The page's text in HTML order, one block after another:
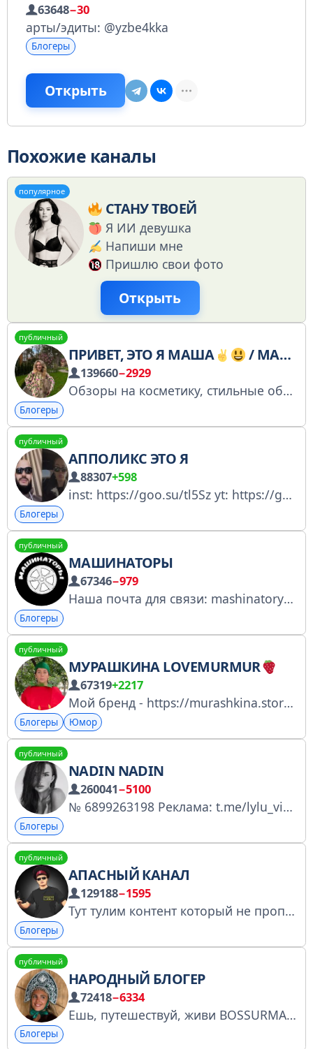
63648−30
арты/эдиты: @yzbe4kka
Блогеры
Открыть
Похожие каналы
популярное
СТАНУ ТВОЕЙ
Я ИИ девушка
Напиши мне
Пришлю свои фото
Открыть
публичный
ПРИВЕТ, ЭТО Я МАША / MASHA ZOOM / МАША ЗУМ
139660−2929
Обзоры на косметику, стильные образы и лайфстайл
Блогеры
публичный
АППОЛИКС ЭТО Я
88307+598
inst: https://goo.su/tl5Sz yt: https://goo.su/VcbJ чатик: https://t.me/trashblinn по поводу рекламы писать
Блогеры
публичный
МАШИНАТОРЫ
67346−979
Наша почта для связи: mashinatory@ya.ru Регистрация канала: https://clck.ru/3Ftrrn
Блогеры
публичный
МУРАШКИНА LOVEMURMUR
67319+2217
Мой бренд - https://murashkina.store № 4892173868 Сотрудничество: 89156486177 (Владислав)
Блогеры Юмор
публичный
NADIN NADIN
260041−5100
№ 6899263198 Реклама: t.me/lylu_vibes t.me/karina_mamareklam
Блогеры
публичный
АПАСНЫЙ КАНАЛ
129188−1595
Тут тулим контент который не пропускает ютуб и инст
Блогеры
публичный
НАРОДНЫЙ БЛОГЕР
72418−6334
Ешь, путешествуй, живи BOSSURMANKA - Иноземцева Маргарита Регистрация в перечне РКН: https://knd.gov.ru/license?id=6791f706714103552a0c9dd7&registryType=bloggersPermission Директор по рекламе @nikylkaa
Блогеры